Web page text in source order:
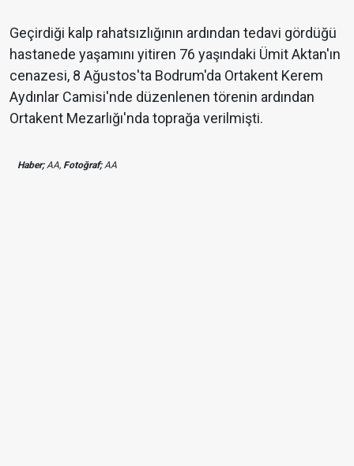
Geçirdiği kalp rahatsızlığının ardından tedavi gördüğü
hastanede yaşamını yitiren 76 yaşındaki Ümit Aktan'ın
cenazesi, 8 Ağustos'ta Bodrum'da Ortakent Kerem
Aydınlar Camisi'nde düzenlenen törenin ardından
Ortakent Mezarlığı'nda toprağa verilmişti.
Haber;AA, Fotoğraf;AA